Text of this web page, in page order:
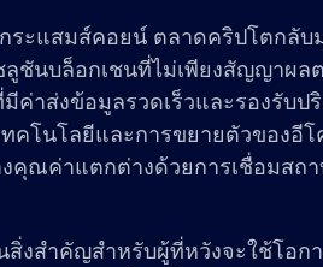
ระแสมส์คอยน์ ตลาดคริปโตกลั
ชันบล็อกเชนที่ไม่เพียงสัญญาผ
มีค่าส่งข้อมูลรวดเร็วและรองรับ
คโนโลยีและการขยายตัวของอี
งคุณค่าแตกต่างด้วยการเชื่อมส
สิ่งสำคัญสำหรับผู้ที่หวังจะใช้โอ